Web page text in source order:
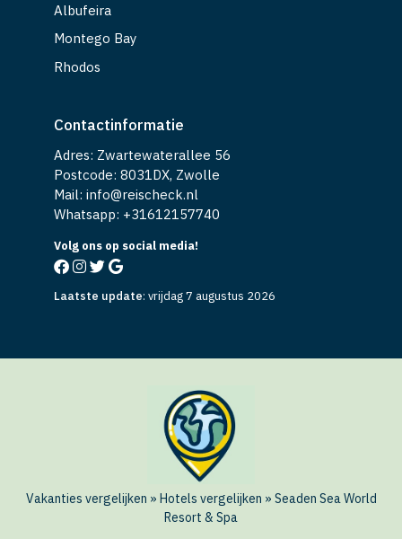
Albufeira
Montego Bay
Rhodos
Contactinformatie
Adres: Zwartewaterallee 56
Postcode: 8031DX, Zwolle
Mail: info@reischeck.nl
Whatsapp: +31612157740
Volg ons op social media!
Laatste update: vrijdag 7 augustus 2026
Vakanties vergelijken » Hotels vergelijken » Seaden Sea World
Resort & Spa